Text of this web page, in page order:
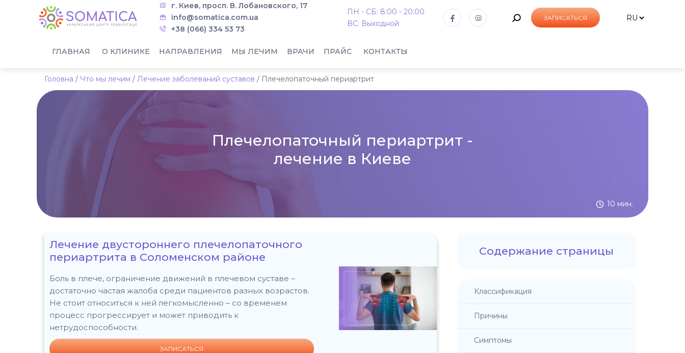
г. Киев, просп. В. Лобановского, 17
info@somatica.com.ua
+38 (066) 334 53 73
ПН - СБ: 8:00 - 20:00
ВС: Выходной
ЗАПИСАТЬСЯ
ГЛАВНАЯ О КЛИНИКЕ НАПРАВЛЕНИЯ МЫ ЛЕЧИМ ВРАЧИ ПРАЙС КОНТАКТЫ
Головна / Что мы лечим / Лечение заболеваний суставов / Плечелопаточный периартрит
Плечелопаточный периартрит -
лечение в Киеве
10 мин.
Лечение двустороннего плечелопаточного
периартрита в Соломенском районе
Боль в плече, ограничение движений в плечевом суставе –
достаточно частая жалоба среди пациентов разных возрастов.
Не стоит относиться к ней легкомысленно – со временем
процесс прогрессирует и может приводить к
нетрудоспособности.
ЗАПИСАТЬСЯ
Содержание страницы
Классификация
Причины
Симптомы